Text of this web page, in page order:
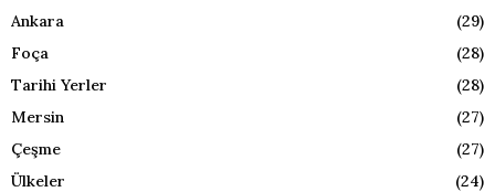
Ankara
(29)
Foça
(28)
Tarihi Yerler
(28)
Mersin
(27)
Çeşme
(27)
Ülkeler
(24)